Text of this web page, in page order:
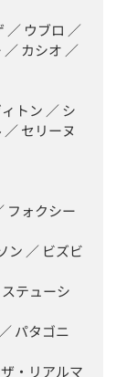
／ ウブロ ／
カシオ ／
トン ／ シ
セリーヌ
フォクシー
ン ／ ビズビ
テューシ
パタゴニ
・リアルマ